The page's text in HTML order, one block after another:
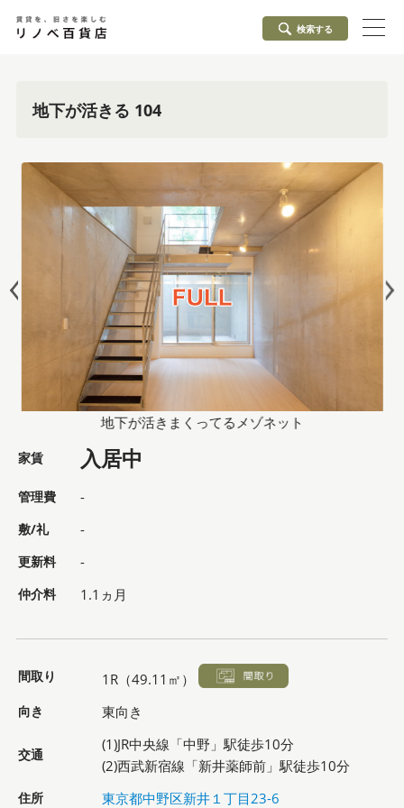
検索する
地下が活きる 104
地下が活きまくってるメゾネット
家賃 入居中
管理費 -
敷/礼 -
更新料 -
仲介料 1.1ヵ月
間取り 1R（49.11㎡）
向き 東向き
交通
(1)JR中央線「中野」駅徒歩10分
(2)西武新宿線「新井薬師前」駅徒歩10分
住所 東京都中野区新井１丁目23-6